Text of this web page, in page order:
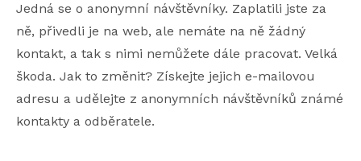
Jedná se o anonymní návštěvníky. Zaplatili jste za
ně, přivedli je na web, ale nemáte na ně žádný
kontakt, a tak s nimi nemůžete dále pracovat. Velká
škoda. Jak to změnit? Získejte jejich e-mailovou
adresu a udělejte z anonymních návštěvníků známé
kontakty a odběratele.